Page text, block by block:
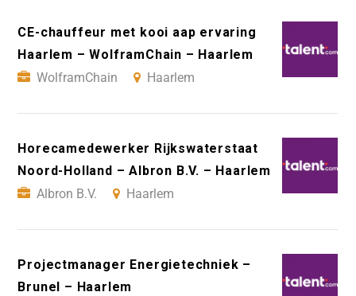
CE-chauffeur met kooi aap ervaring
Haarlem – WolframChain – Haarlem
WolframChain
Haarlem
Horecamedewerker Rijkswaterstaat
Noord-Holland – Albron B.V. – Haarlem
Albron B.V.
Haarlem
Projectmanager Energietechniek –
Brunel – Haarlem